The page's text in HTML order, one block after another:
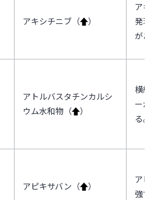
アキシチニブ（↑）
アキ
発現
があ
アトルバスタチンカルシ
ウム水和物（↑）
横紋
ーが
る。
アピキサバン（↑）
アピ
強す